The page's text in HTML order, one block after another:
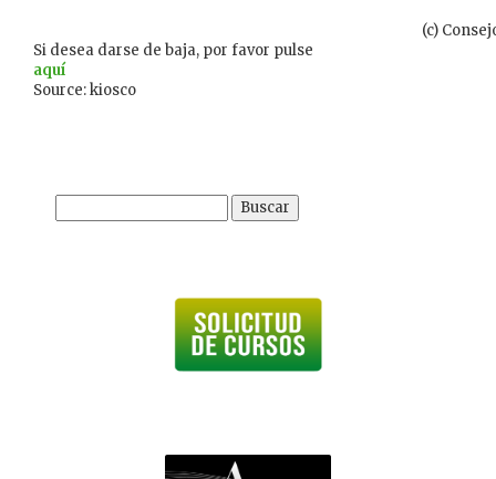
(c)
Si desea darse de baja, por favor pulse
aquí
Source: kiosco
Buscar: